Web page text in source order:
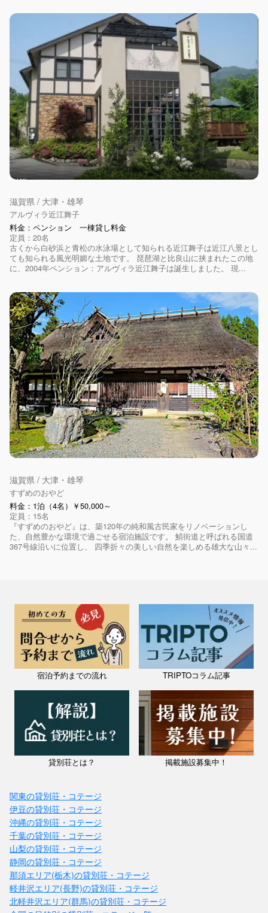
滋賀県 / 大津・雄琴
アルヴィラ近江舞子
料金：ペンション 一棟貸し料金
定員：20名
古くから白砂浜と青松の水泳場として知られる近江舞子は近江八景とし
ても知られる風光明媚な土地です。 ​琵琶湖と比良山に挟まれたこの地
に、2004年ペンション：アルヴィラ近江舞子は誕生しました。 現...
滋賀県 / 大津・雄琴
すずめのおやど
料金：1泊（4名）￥50,000～
定員：15名
『すずめのおやど』は、築120年の純和風古民家をリノベーションし
た、自然豊かな環境で過ごせる宿泊施設です。 鯖街道と呼ばれる国道
367号線沿いに位置し、 四季折々の美しい自然を楽しめる雄大な山々...
宿泊予約までの流れ TRIPTOコラム記事
貸別荘とは？ 掲載施設募集中！
関東の貸別荘・コテージ
伊豆の貸別荘・コテージ
沖縄の貸別荘・コテージ
千葉の貸別荘・コテージ
山梨の貸別荘・コテージ
静岡の貸別荘・コテージ
那須エリア(栃木)の貸別荘・コテージ
軽井沢エリア(長野)の貸別荘・コテージ
北軽井沢エリア(群馬)の貸別荘・コテージ